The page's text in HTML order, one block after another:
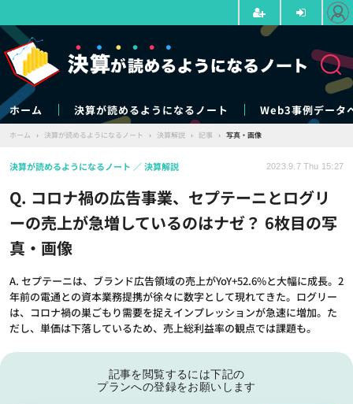
ホーム 決算が読めるようになるノート Web3事例データ
ホーム › 決算が読めるようになるノート › 決算解説 › 記事 › 写真・画像
Q. コロナ禍の広告事業、セプテーニとログリ
ーの売上が急増しているのはナゼ？ 6枚目の写
真・画像
A. セプテーニは、ブランド広告領域の売上がYoY+52.6%と大幅に成長。2
年前の電通との資本業務提携が徐々に数字として現れてきた。ログリー
は、コロナ禍の巣ごもり需要を捉えインプレッションが急速に増加。た
だし、単価は下落しているため、売上総利益率の観点では課題も。
決算が読めるようになるノート 決算解説 2023.9.7 Thu 15:27
記事を閲覧するには下記の
プランへの登録をお願いします